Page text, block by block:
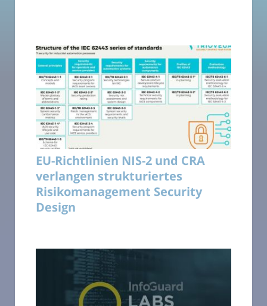
EU-Richtlinien NIS-2 und CRA
verlangen strukturiertes
Risikomanagement Security
Design